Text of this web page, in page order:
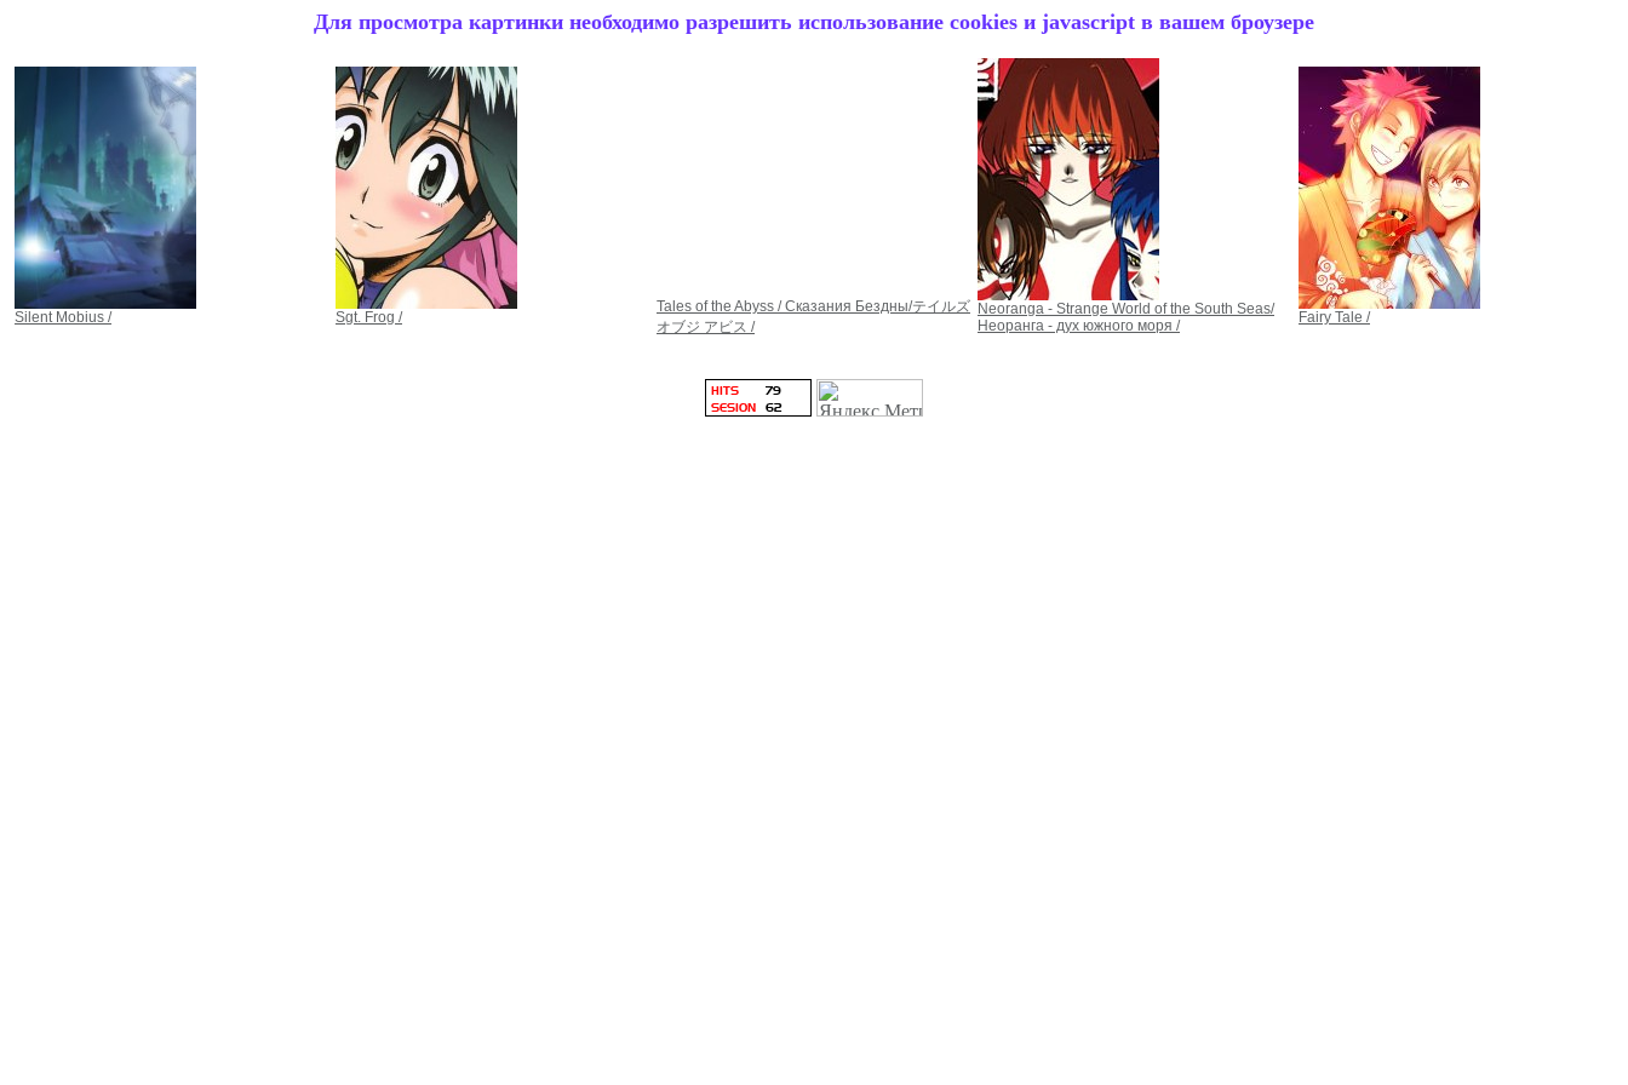
Для просмотра картинки необходимо разрешить использование cookies и javascript в вашем броузере
Silent Mobius / Sgt. Frog /
Tales of the Abyss / Сказания Бездны/テイルズ
オブジ アビス /
Neoranga - Strange World of the South Seas/
Неоранга - дух южного моря /
Fairy Tale /